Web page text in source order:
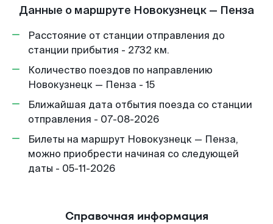
Данные о маршруте Новокузнецк — Пенза
Расстояние от станции отправления до
станции прибытия - 2732 км.
Количество поездов по направлению
Новокузнецк — Пенза - 15
Ближайшая дата отбытия поезда со станции
отправления - 07-08-2026
Билеты на маршрут Новокузнецк — Пенза,
можно приобрести начиная со следующей
даты - 05-11-2026
Справочная информация